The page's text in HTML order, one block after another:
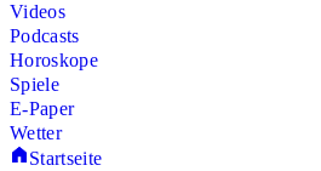
Videos
Podcasts
Horoskope
Spiele
E-Paper
Wetter
Startseite